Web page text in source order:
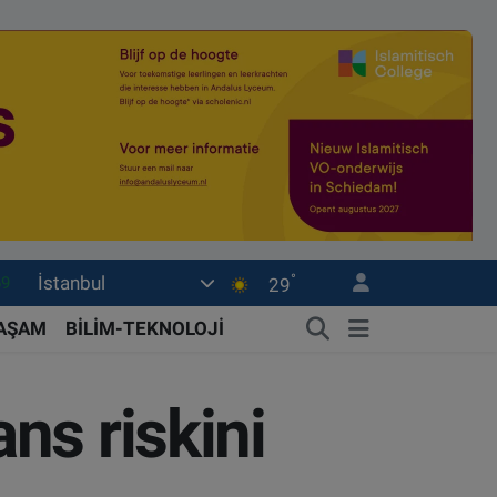
İstanbul 29°
BİLİM-TEKNOLOJİ
riskini